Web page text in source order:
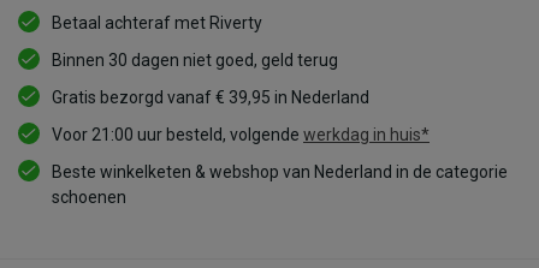
Betaal achteraf met Riverty
Binnen 30 dagen niet goed, geld terug
Gratis bezorgd vanaf € 39,95 in Nederland
Voor 21:00 uur besteld, volgende werkdag in huis*
Beste winkelketen & webshop van Nederland in de categorie
schoenen